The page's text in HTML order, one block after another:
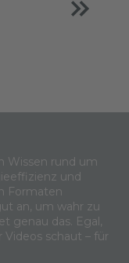
Wissen rund um
und
Formaten
an, um wahr zu
genau das. Egal,
schaut – für